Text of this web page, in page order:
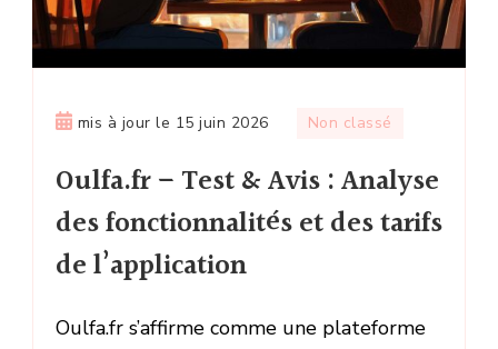
mis à jour le 15 juin 2026 Non classé
Oulfa.fr – Test & Avis : Analyse
des fonctionnalités et des tarifs
de l’application
Oulfa.fr s’affirme comme une plateforme